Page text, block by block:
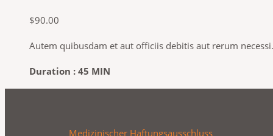
$90.00
Autem quibusdam et aut officiis debitis aut rerum necessi.
Duration : 45 MIN
Medizinischer Haftungsausschluss